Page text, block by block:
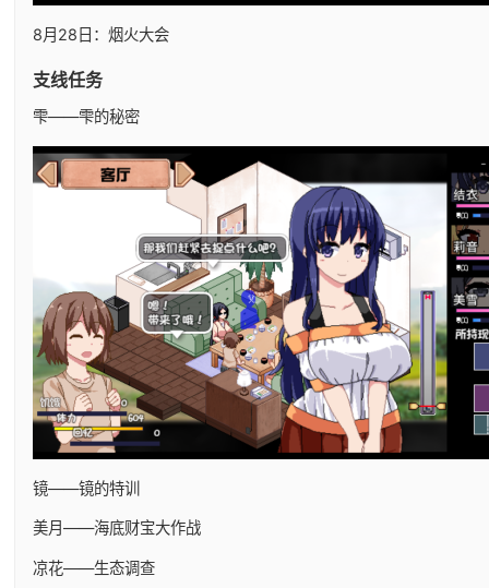
8月28日：烟火大会
支线任务
雫——雫的秘密
镜——镜的特训
美月——海底财宝大作战
凉花——生态调查